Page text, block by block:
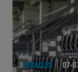
Wedstrijd
Heracles
HERACLES 07-